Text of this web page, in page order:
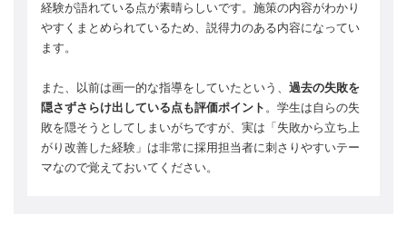
経験が語れている点が素晴らしいです。施策の内容がわかり
やすくまとめられているため、説得力のある内容になってい
ます。
また、以前は画一的な指導をしていたという、 過去の失敗を
隠さずさらけ出している点も評価ポイント 。学生は自らの失
敗を隠そうとしてしまいがちですが、実は「失敗から立ち上
がり改善した経験」は非常に採用担当者に刺さりやすいテー
マなので覚えておいてください。